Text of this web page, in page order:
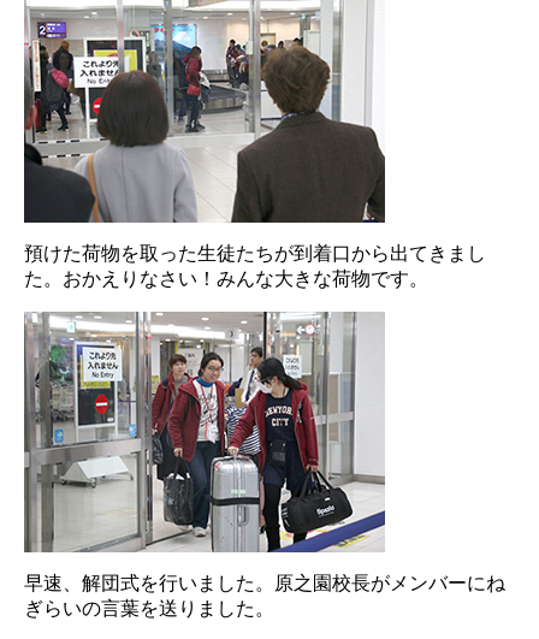
預けた荷物を取った生徒たちが到着口から出てきまし
た。おかえりなさい！みんな大きな荷物です。
早速、解団式を行いました。原之園校長がメンバーにね
ぎらいの言葉を送りました。